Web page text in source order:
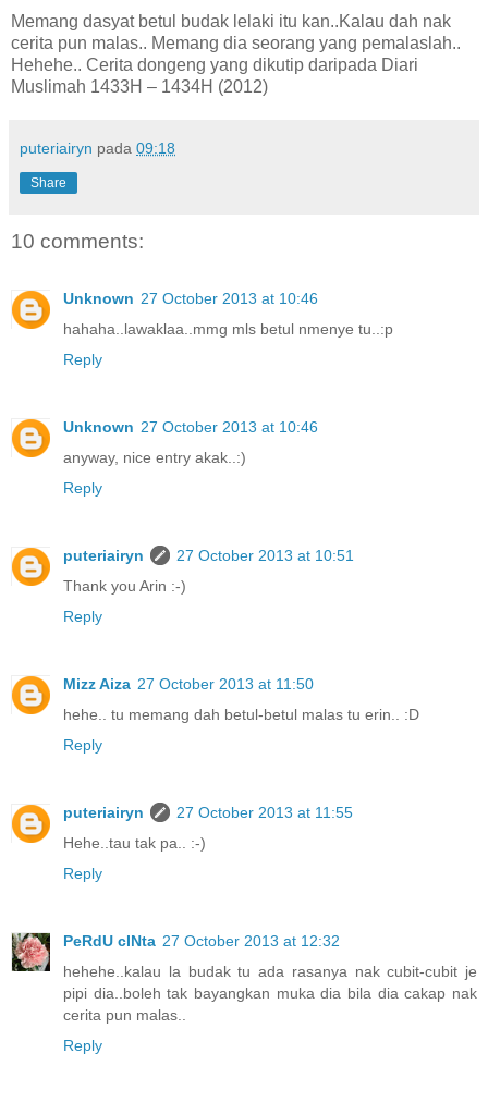
Memang dasyat betul budak lelaki itu kan..Kalau dah nak
cerita pun malas.. Memang dia seorang yang pemalaslah..
Hehehe.. Cerita dongeng yang dikutip daripada Diari
Muslimah 1433H – 1434H (2012)
puteriairyn pada 09:18
Share
10 comments:
Unknown 27 October 2013 at 10:46
hahaha..lawaklaa..mmg mls betul nmenye tu..:p
Reply
Unknown 27 October 2013 at 10:46
anyway, nice entry akak..:)
Reply
puteriairyn
27 October 2013 at 10:51
Thank you Arin :-)
Reply
Mizz Aiza 27 October 2013 at 11:50
hehe.. tu memang dah betul-betul malas tu erin.. :D
Reply
puteriairyn
27 October 2013 at 11:55
Hehe..tau tak pa.. :-)
Reply
PeRdU cINta 27 October 2013 at 12:32
hehehe..kalau la budak tu ada rasanya nak cubit-cubit je
pipi dia..boleh tak bayangkan muka dia bila dia cakap nak
cerita pun malas..
Reply